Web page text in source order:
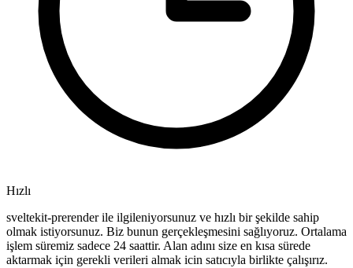
Hızlı
sveltekit-prerender ile ilgileniyorsunuz ve hızlı bir şekilde sahip
olmak istiyorsunuz. Biz bunun gerçekleşmesini sağlıyoruz. Ortalama
işlem süremiz sadece 24 saattir. Alan adını size en kısa sürede
aktarmak için gerekli verileri almak icin satıcıyla birlikte çalışırız.